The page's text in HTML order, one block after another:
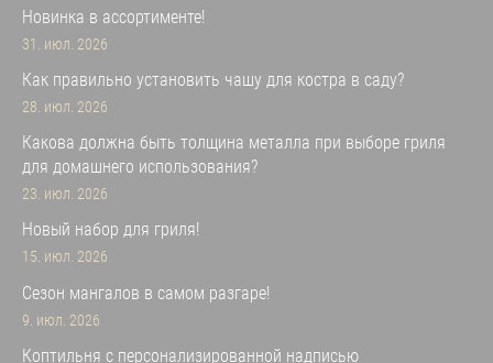
Новинка в ассортименте!
31. июл. 2026
Как правильно установить чашу для костра в саду?
28. июл. 2026
Какова должна быть толщина металла при выборе гриля
для домашнего использования?
23. июл. 2026
Новый набор для гриля!
15. июл. 2026
Сезон мангалов в самом разгаре!
9. июл. 2026
Коптильня с персонализированной надписью